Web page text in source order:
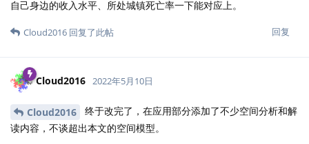
自己身边的收入水平、所处城镇死亡率一下能对应上。
回复
Cloud2016 回复了此帖
Cloud2016 2022年5月10日
Cloud2016
终于改完了，在应用部分添加了不少空间分析和解
读内容，不谈超出本文的空间模型。